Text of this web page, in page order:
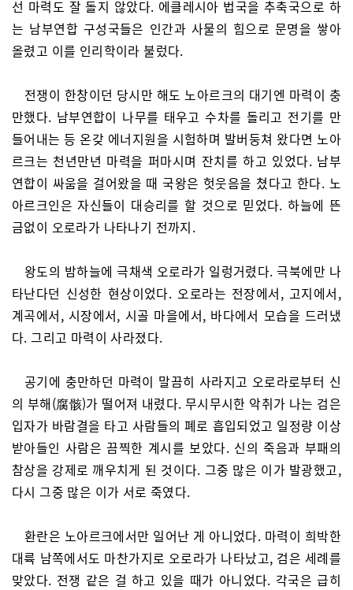
선 마력도 잘 돌지 않았다. 에클레시아 법국을 추축국으로 하
는 남부연합 구성국들은 인간과 사물의 힘으로 문명을 쌓아
올렸고 이를 인리학이라 불렀다.
전쟁이 한창이던 당시만 해도 노아르크의 대기엔 마력이 충
만했다. 남부연합이 나무를 태우고 수차를 돌리고 전기를 만
들어내는 등 온갖 에너지원을 시험하며 발버둥쳐 왔다면 노아
르크는 천년만년 마력을 퍼마시며 잔치를 하고 있었다. 남부
연합이 싸움을 걸어왔을 때 국왕은 헛웃음을 쳤다고 한다. 노
아르크인은 자신들이 대승리를 할 것으로 믿었다. 하늘에 뜬
금없이 오로라가 나타나기 전까지.
왕도의 밤하늘에 극채색 오로라가 일렁거렸다. 극북에만 나
타난다던 신성한 현상이었다. 오로라는 전장에서, 고지에서,
계곡에서, 시장에서, 시골 마을에서, 바다에서 모습을 드러냈
다. 그리고 마력이 사라졌다.
공기에 충만하던 마력이 말끔히 사라지고 오로라로부터 신
의 부해(腐骸)가 떨어져 내렸다. 무시무시한 악취가 나는 검은
입자가 바람결을 타고 사람들의 폐로 흡입되었고 일정량 이상
받아들인 사람은 끔찍한 계시를 보았다. 신의 죽음과 부패의
참상을 강제로 깨우치게 된 것이다. 그중 많은 이가 발광했고,
다시 그중 많은 이가 서로 죽였다.
환란은 노아르크에서만 일어난 게 아니었다. 마력이 희박한
대륙 남쪽에서도 마찬가지로 오로라가 나타났고, 검은 세례를
맞았다. 전쟁 같은 걸 하고 있을 때가 아니었다. 각국은 급히